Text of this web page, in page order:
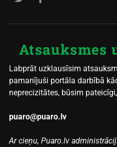
Atsauksmes
Labprāt uzklausīsim
pamanījuši portāla darbībā
neprecizitātes, būsim
puaro@puaro.lv
Ar cieņu, Puaro.lv